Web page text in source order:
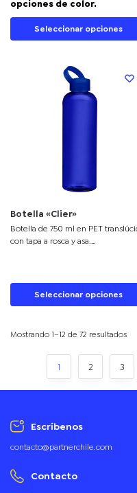
opciones de color.
Seleccionar opciones
Botella «Clier»
Botella de 750 ml en PET
con tapa a rosca y asa.
Seleccionar opciones
Mostrando 1–12 de 72 resultados
1 2 3
Escríbenos
contacto@partnerchile.com
Contacto